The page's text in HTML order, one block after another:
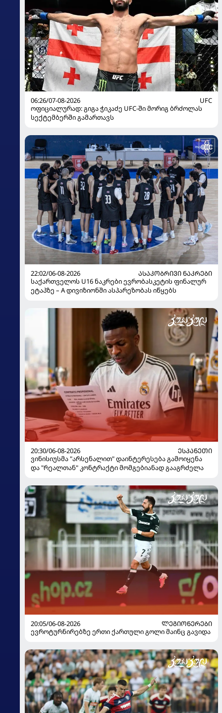
06:26/07-08-2026
UFC
ოფიციალურად: გიგა ჭიკაძე UFC-ში მორიგ ბრძოლას
სექტემბერში გამართავს
22:02/06-08-2026
ᲐᲡᲐᲙᲝᲑᲠᲘᲕᲘ ᲜᲐᲙᲠᲔᲑᲘ
საქართველოს U16 ნაკრები ევრობასკეტის ფინალურ
ეტაპზე – A დივიზიონში ასპარეზობას იწყებს
20:30/06-08-2026
ᲔᲡᲞᲐᲜᲔᲗᲘ
ვინისიუსმა "არსენალით" დაინტერესება გამოიყენა
და "რეალთან" კონტრაქტი მომგებიანად გააგრძელა
20:05/06-08-2026
ᲚᲔᲒᲘᲝᲜᲔᲠᲔᲑᲘ
ევროტურნირებზე ერთი ქართული გოლი მაინც გავიდა